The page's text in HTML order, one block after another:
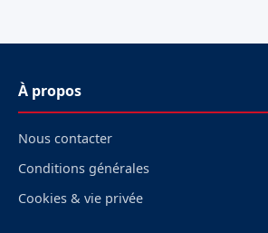
À propos
Nous contacter
Conditions générales
Cookies & vie privée